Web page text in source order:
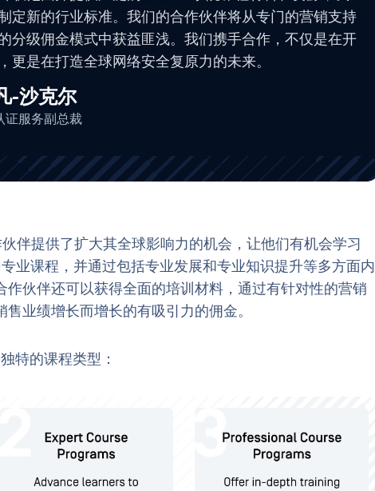
定新的行业标准。我们的合作伙伴将从专门的营销支持
分级佣金模式中获益匪浅。我们携手合作，不仅是在开
更是在打造全球网络安全复原力的未来。
-沙克尔
证服务副总裁
伙伴提供了扩大其全球影响力的机会，让他们有机会学习
业课程，并通过包括专业发展和专业知识提升等多方面内
伙伴还可以获得全面的培训材料，通过有针对性的营销
业绩增长而增长的有吸引力的佣金。
特的课程类型：